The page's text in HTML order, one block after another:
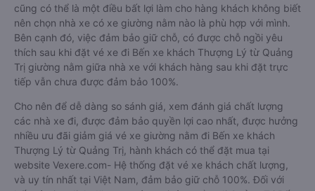
cũng có thể là một điều bất lợi làm cho hàng khách không biết
nên chọn nhà xe có xe giường nằm nào là phù hợp với mình.
Bên cạnh đó, việc đảm bảo giữ chỗ, có được chỗ ngồi yêu
thích sau khi đặt vé xe đi Bến xe khách Thượng Lý từ Quảng
Trị giường nằm giữa nhà xe với khách hàng sau khi đặt trực
tiếp vẫn chưa được đảm bảo 100%.
Cho nên để dễ dàng so sánh giá, xem đánh giá chất lượng
các nhà xe đi, được đảm bảo quyền lợi cao nhất, được hưởng
nhiều ưu đãi giảm giá vé xe giường nằm đi Bến xe khách
Thượng Lý từ Quảng Trị, hành khách có thể đặt mua tại
website Vexere.com- Hệ thống đặt vé xe khách chất lượng,
và uy tín nhất tại Việt Nam, đảm bảo giữ chỗ 100%. Đối với